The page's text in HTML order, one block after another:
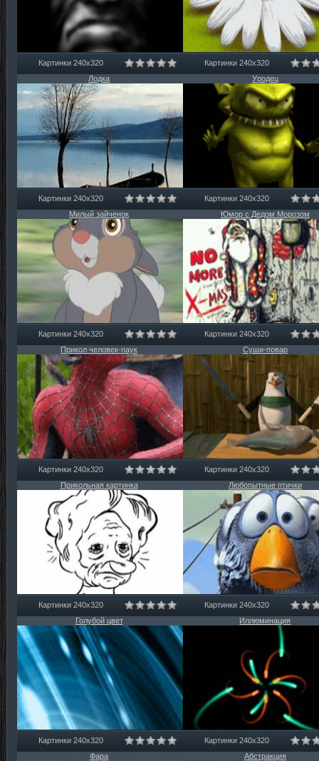
Картинки 240х320
Картинки 240х320
Лодка
Картинки 240х320
Уродец
Картинки 240х320
Милый зайченок
Картинки 240х320
Юмор с Дедом Морозом
Картинки 240х320
Прикол человек-паук
Картинки 240х320
Суши-повар
Картинки 240х320
Прикольная картинка
Картинки 240х320
Любопытные птички
Картинки 240х320
Голубой цвет
Картинки 240х320
Иллюминация
Картинки 240х320
Фара
Абстракция